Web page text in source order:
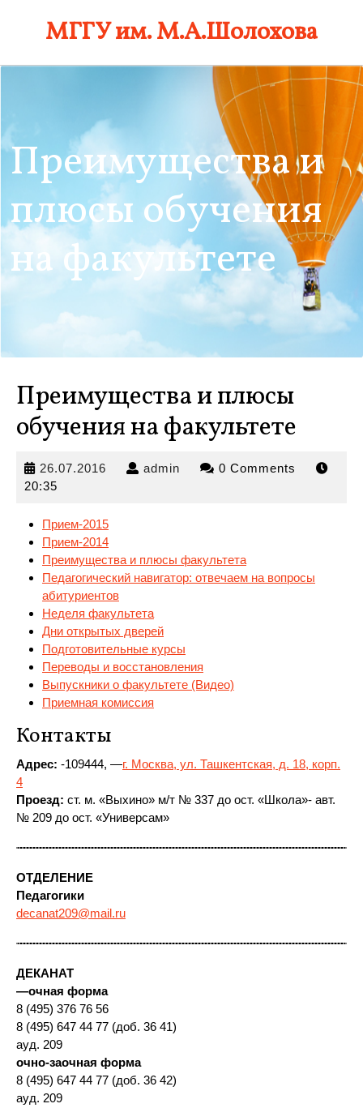
МГГУ им. М.А.Шолохова
Преимущества и
плюсы обучения
на факультете
Преимущества и плюсы
обучения на факультете
26.07.2016 26.07.2016
admin admin 0 Comments
20:35
Прием-2015
Прием-2014
Преимущества и плюсы факультета
Педагогический навигатор: отвечаем на вопросы
абитуриентов
Неделя факультета
Дни открытых дверей
Подготовительные курсы
Переводы и восстановления
Выпускники о факультете (Видео)
Приемная комиссия
Контакты
Адрес: -109444, —г. Москва, ул. Ташкентская, д. 18, корп.
4
Проезд: ст. м. «Выхино» м/т № 337 до ост. «Школа»- авт.
№ 209 до ост. «Универсам»
ОТДЕЛЕНИЕ
Педагогики
decanat209@mail.ru
ДЕКАНАТ
—очная форма
8 (495) 376 76 56
8 (495) 647 44 77 (доб. 36 41)
ауд. 209
очно-заочная форма
8 (495) 647 44 77 (доб. 36 42)
ауд. 209